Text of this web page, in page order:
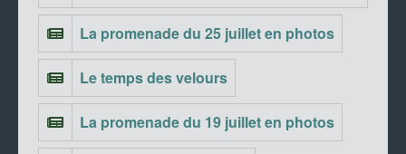
La promenade du 25 juillet en photos
Le temps des velours
La promenade du 19 juillet en photos